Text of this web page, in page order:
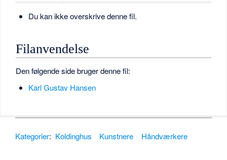
Du kan ikke overskrive denne fil.
Filanvendelse
Den følgende side bruger denne fil:
Karl Gustav Hansen
Kategorier: Koldinghus Kunstnere Håndværkere